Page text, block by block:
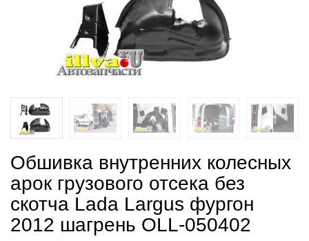
Обшивка внутренних колесных
арок грузового отсека без
скотча Lada Largus фургон
2012 шагрень OLL-050402